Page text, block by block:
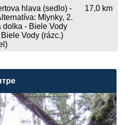
hlava (sedlo) -
Mlynky, 2.
dolka - Biele Vody
Vody (rázc.)
17,0 km